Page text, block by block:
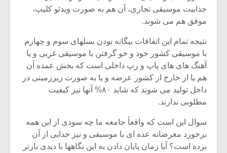
جذابیت موسیقی تجاری، آن هم به صورت ویدئو کلیپ،
موفق هم می شوند.
نتیجه تمام این اتفاقات بیگانه بودن نسلهای سوم و چهارم
با موسیقی کشور خود و خو گرفتن با موسیقی غربی و یا
آهنگ های های پاپ و رپ داخلی است که بخش عمده آن
هم یا از خارج از کشور عرضه و یا به صورت زیرزمینی در
داخل تولید می شوند که شاید ۸۰% آنها نیز کیفیت
مطلوبی ندارند.
سوال این است که واقعأ جامعه ما چه سودی از این همه
برخورد مغرضانه عده ای با موسیقی و نیز جدایی از آن
برده است؟ آیا زمان پایان دادن به این نگاهها با دیدی بازتر